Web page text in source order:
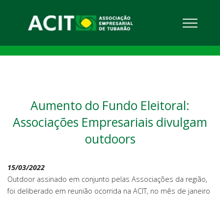
Aumento do Fundo Eleitoral:
Associações Empresariais divulgam
outdoors
15/03/2022
Outdoor assinado em conjunto pelas Associações da região,
foi deliberado em reunião ocorrida na ACIT, no mês de janeiro